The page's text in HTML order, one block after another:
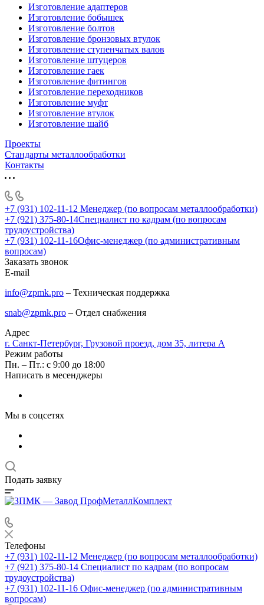
Изготовление адаптеров
Изготовление бобышек
Изготовление болтов
Изготовление бронзовых втулок
Изготовление ступенчатых валов
Изготовление штуцеров
Изготовление гаек
Изготовление фитингов
Изготовление переходников
Изготовление муфт
Изготовление втулок
Изготовление шайб
Проекты
Стандарты металлообработки
Контакты
+7 (931) 102-11-12 Менеджер (по вопросам металлообработки)
+7 (921) 375-80-14Специалист по кадрам (по вопросам
трудоустройства)
+7 (931) 102-11-16Офис-менеджер (по административным
вопросам)
Заказать звонок
E-mail
info@zpmk.pro – Техническая поддержка
snab@zpmk.pro – Отдел снабжения
Адрес
г. Санкт-Петербург, Грузовой проезд, дом 35, литера А
Режим работы
Пн. – Пт.: с 9:00 до 18:00
Написать в месенджеры
Мы в соцсетях
Подать заявку
Телефоны
+7 (931) 102-11-12 Менеджер (по вопросам металлообработки)
+7 (921) 375-80-14 Специалист по кадрам (по вопросам
трудоустройства)
+7 (931) 102-11-16 Офис-менеджер (по административным
вопросам)